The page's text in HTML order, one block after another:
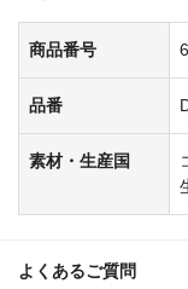
商品番号
品番
素材・生産国
よくあるご質問